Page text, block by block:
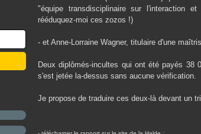
"équipe transdisciplinaire sur l'interaction
rééduquez-moi ces zozos !)
- et Anne-Lorraine Wagner, titulaire d'une
Deux diplômés-incultes qui ont été payés 38
s'est jetée la-dessus sans aucune vérification.
Je propose de traduire ces deux-là devant un